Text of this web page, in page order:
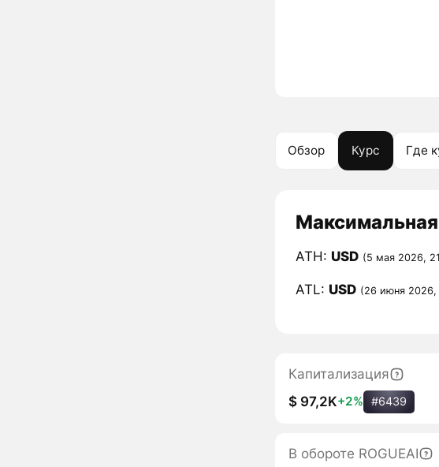
Обзор Курс Где
Максимальная
ATH: USD (5 мая 2026,
ATL: USD (26 июня 2026,
Капитализация
$ 97,2K+2% #6439
В обороте ROGUEAI